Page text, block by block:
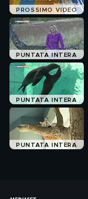
PROSSIMO VIDEO
PUNTATA INTERA
PUNTATA INTERA
PUNTATA INTERA